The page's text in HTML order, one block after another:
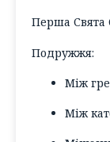
Перша Свята
Подружжя:
Між
Між